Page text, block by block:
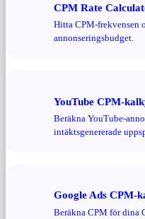
CPM Rate
Hitta CPM-frekvensen
annonseringsbudget.
YouTube CPM-
Beräkna YouTube-
intäktsgenererade
Google Ads CPM-
Beräkna CPM för dina